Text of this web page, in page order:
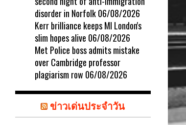
disorder in Norfolk 06/08/2026
Kerr brilliance keeps MI London's
slim hopes alive 06/08/2026
Met Police boss admits mistake
over Cambridge professor
plagiarism row 06/08/2026
ข่าวเด่นประจำวัน